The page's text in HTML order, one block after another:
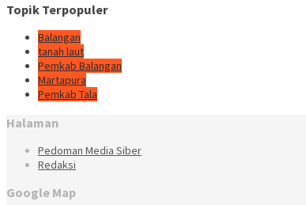
Topik Terpopuler
Balangan
tanah laut
Pemkab Balangan
Martapura
Pemkab Tala
Halaman
Pedoman Media Siber
Redaksi
Google Map